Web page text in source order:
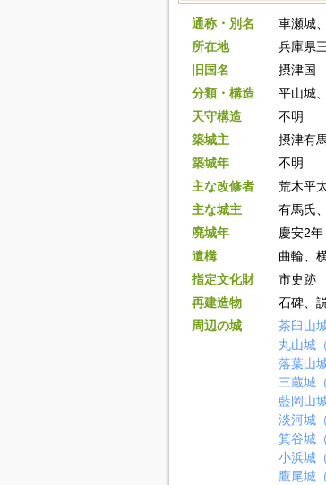
通称・別名
車瀬城
所在地
兵庫県
旧国名
摂津国
分類・構造
平山城
天守構造
不明
築城主
摂津有
築城年
不明
主な改修者
荒木平
主な城主
有馬氏
廃城年
慶安2年
遺構
曲輪、
指定文化財
市史跡
再建造物
石碑、
周辺の城
茶臼山
丸山城
落葉山
三蔵城
藍岡山
淡河城
箕谷城
小浜城
鷹尾城